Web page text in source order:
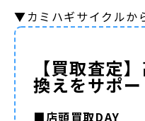
▼カミハギサイクルか
【買取査定
換えをサポ
■店頭買取DAY